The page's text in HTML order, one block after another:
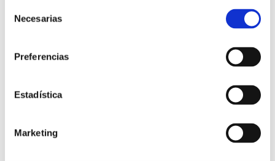
Necesarias
Preferencias
Estadística
Marketing